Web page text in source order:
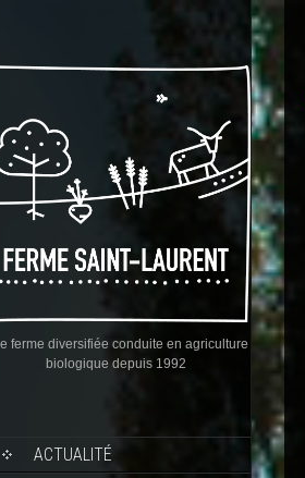
ferme diversifiée conduite en agriculture
biologique depuis 1992
ACTUALITÉ